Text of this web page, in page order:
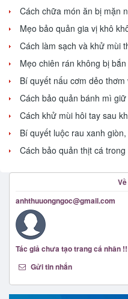
Cách chữa món ăn bị mặn
Mẹo bảo quản gia vị khô
Cách làm sạch và khử mùi
Mẹo chiên rán không bị
Bí quyết nấu cơm dẻo
Cách bảo quản bánh mì
Cách khử mùi hôi tay sau
Bí quyết luộc rau xanh
Cách bảo quản thịt cá
anhthuuongngoc@gmail.com
Tác giả chưa tạo trang cá nhân
Gửi tin nhắn